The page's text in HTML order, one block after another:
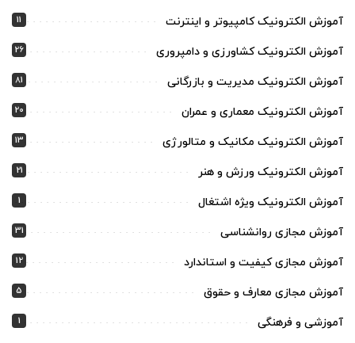
آموزش الکترونیک کامپیوتر و اینترنت 11
آموزش الکترونیک کشاورزی و دامپروری 26
آموزش الکترونیک مدیریت و بازرگانی 81
آموزش الکترونیک معماری و عمران 20
آموزش الکترونیک مکانیک و متالورژی 13
آموزش الکترونیک ورزش و هنر 21
آموزش الکترونیک ویژه اشتغال 1
آموزش مجازی روانشناسی 31
آموزش مجازی کیفیت و استاندارد 12
آموزش مجازی معارف و حقوق 5
آموزشی و فرهنگی 1